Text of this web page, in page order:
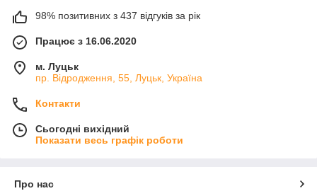
98% позитивних з 437 відгуків за рік
Працює з 16.06.2020
м. Луцьк
пр. Відродження, 55, Луцьк, Україна
Контакти
Сьогодні вихідний
Показати весь графік роботи
Про нас